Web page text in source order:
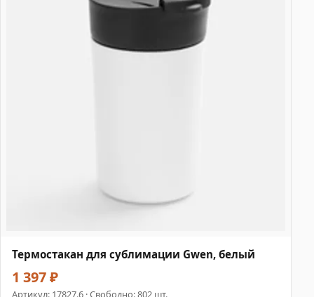
Термостакан для сублимации Gwen, белый
1 397 ₽
Артикул: 17827.6 · Свободно: 802 шт.